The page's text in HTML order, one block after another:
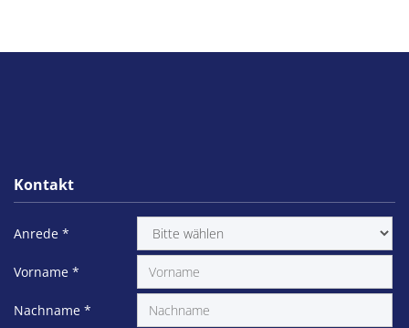
Kontakt
Anrede *
Vorname *
Nachname *